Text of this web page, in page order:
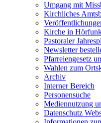
Umgang mit
Kirchliches
Kirche in
Pastoraler
Newsletter
Pfarreiengesetz
Wahlen zum
Archiv
Interner Bereich
Personensuche
Mediennutzung
Datenschutz